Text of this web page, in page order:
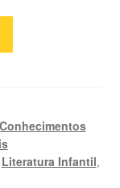
Conhecimentos
Literatura Infantil,